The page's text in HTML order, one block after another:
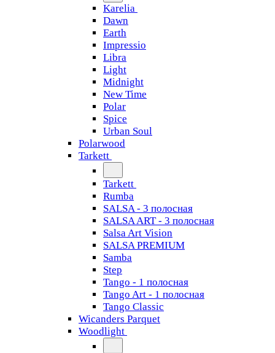
Karelia
Dawn
Earth
Impressio
Libra
Light
Midnight
New Time
Polar
Spice
Urban Soul
Polarwood
Tarkett
Tarkett
Rumba
SALSA - 3 полосная
SALSA ART - 3 полосная
Salsa Art Vision
SALSA PREMIUM
Samba
Step
Tango - 1 полосная
Tango Art - 1 полосная
Tango Classiс
Wicanders Parquet
Woodlight